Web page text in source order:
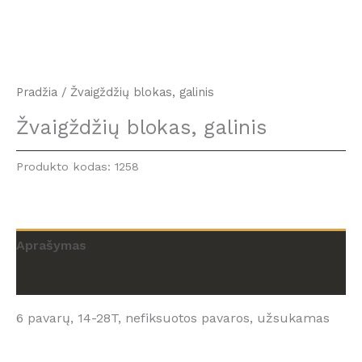
Pradžia / Žvaigždžių blokas, galinis
Žvaigždžių blokas, galinis
Produkto kodas: 1258
Aprašymas
6 pavarų, 14-28T, nefiksuotos pavaros, užsukamas